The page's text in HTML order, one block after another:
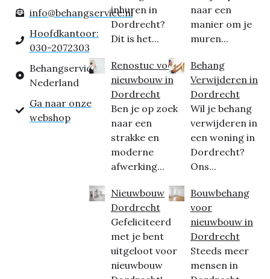
info@behangservice.nl
Hoofdkantoor:
030-2072303
Behangservice
Nederland
Ga naar onze
webshop
inhuren in
Dordrecht?
Dit is het...
Renostuc voor
nieuwbouw in
Dordrecht
Ben je op zoek
naar een
strakke en
moderne
afwerking...
Nieuwbouw
Dordrecht
Gefeliciteerd
met je bent
uitgeloot voor
nieuwbouw
naar een
manier om je
muren...
Behang
Verwijderen in
Dordrecht
Wil je behang
verwijderen in
een woning in
Dordrecht?
Ons...
Bouwbehang
voor
nieuwbouw in
Dordrecht
Steeds meer
mensen in